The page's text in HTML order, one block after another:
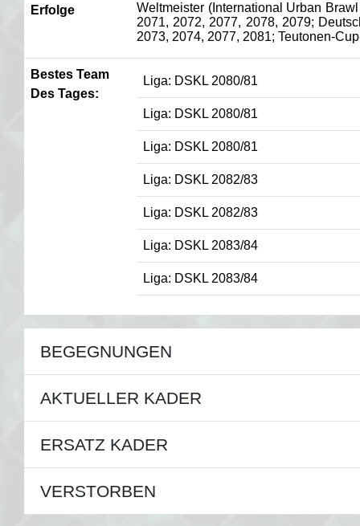
Erfolge
Weltmeister (International Urban
2071, 2072, 2077, 2078, 2079;
2073, 2074, 2077, 2081; Teutonen-
Bestes Team
Des Tages:
Liga: DSKL 2080/81
Liga: DSKL 2080/81
Liga: DSKL 2080/81
Liga: DSKL 2082/83
Liga: DSKL 2082/83
Liga: DSKL 2083/84
Liga: DSKL 2083/84
BEGEGNUNGEN
AKTUELLER KADER
ERSATZ KADER
VERSTORBEN